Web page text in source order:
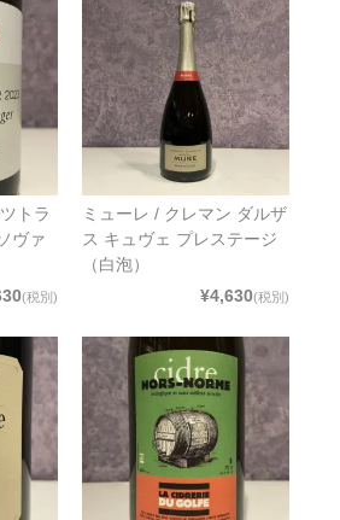
トラ
ヴァ
(税別)
ミューレ / クレマン ダルザ
ス キュヴェ プレステージ
（白泡）
¥4,630(税別)